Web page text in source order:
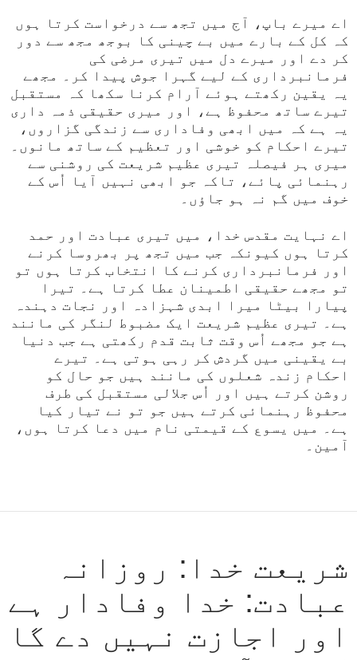
اے میرے باپ، آج میں تجھ سے درخواست کرتا ہوں
کہ کل کے بارے میں بے چینی کا بوجھ مجھ سے دور
کر دے اور میرے دل میں تیری مرضی کی
فرمانبرداری کے لیے گہرا جوش پیدا کر۔ مجھے
یہ یقین رکھتے ہوئے آرام کرنا سکھا کہ مستقبل
تیرے ساتھ محفوظ ہے، اور میری حقیقی ذمہ داری
یہ ہے کہ میں ابھی وفاداری سے زندگی گزاروں،
تیرے احکام کو خوشی اور تعظیم کے ساتھ مانوں۔
میری ہر فیصلہ تیری عظیم شریعت کی روشنی سے
رہنمائی پائے، تاکہ جو ابھی نہیں آیا اُس کے
خوف میں گم نہ ہو جاؤں۔
اے نہایت مقدس خدا، میں تیری عبادت اور حمد
کرتا ہوں کیونکہ جب میں تجھ پر بھروسا کرنے
اور فرمانبرداری کرنے کا انتخاب کرتا ہوں تو
تو مجھے حقیقی اطمینان عطا کرتا ہے۔ تیرا
پیارا بیٹا میرا ابدی شہزادہ اور نجات دہندہ
ہے۔ تیری عظیم شریعت ایک مضبوط لنگر کی مانند
ہے جو مجھے اُس وقت ثابت قدم رکھتی ہے جب دنیا
بے یقینی میں گردش کر رہی ہوتی ہے۔ تیرے
احکام زندہ شعلوں کی مانند ہیں جو حال کو
روشن کرتے ہیں اور اُس جلالی مستقبل کی طرف
محفوظ رہنمائی کرتے ہیں جو تو نے تیار کیا
ہے۔ میں یسوع کے قیمتی نام میں دعا کرتا ہوں،
آمین۔
شریعت خدا: روزانہ
عبادت: خدا وفادار ہے
اور اجازت نہیں دے گا